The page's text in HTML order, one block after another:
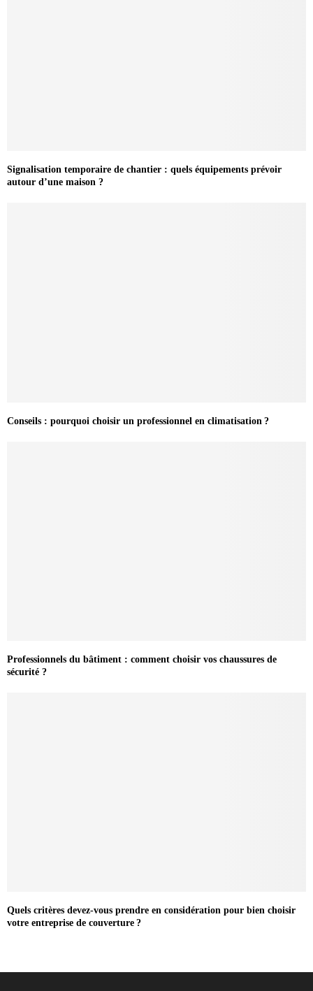
Signalisation temporaire de chantier : quels équipements prévoir
autour d’une maison ?
Conseils : pourquoi choisir un professionnel en climatisation ?
Professionnels du bâtiment : comment choisir vos chaussures de
sécurité ?
Quels critères devez-vous prendre en considération pour bien choisir
votre entreprise de couverture ?